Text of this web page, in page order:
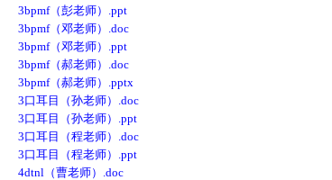
3bpmf（彭老师）.ppt
3bpmf（邓老师）.doc
3bpmf（邓老师）.ppt
3bpmf（郝老师）.doc
3bpmf（郝老师）.pptx
3口耳目（孙老师）.doc
3口耳目（孙老师）.ppt
3口耳目（程老师）.doc
3口耳目（程老师）.ppt
4dtnl（曹老师）.doc